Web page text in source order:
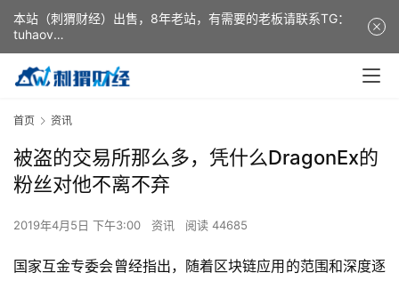
首页 资讯
被盗的交易所那么多，凭什么DragonEx的
粉丝对他不离不弃
2019年4月5日 下午3:00 资讯 阅读 44685
国家互金专委会曾经指出，随着区块链应用的范围和深度逐
本站（刺猬财经）出售，8年老站，有需要的老板请联系TG：
tuhaov
This website (ciweicaijing) is for sale. It is a 8-year-old
website. If you need it, please contact TG: tuhaov